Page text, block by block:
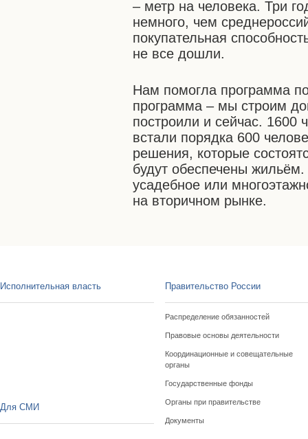
– метр на человека. Три
немного, чем
покупательная
не все дошли.
Нам помогла программа
программа – мы строим
построили и сейчас. 1600
встали порядка 600
решения, которые
будут обеспечены
усадебное или
на вторичном рынке.
Исполнительная власть Правительство России
Распределение обязанностей
Правовые основы деятельности
Координационные и совещательные
органы
Государственные фонды
Органы при правительстве
Документы
Для СМИ